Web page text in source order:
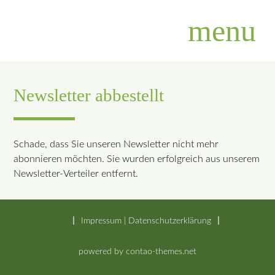
menu
Suchbegriffe
Newsletter abbestellt
Schade, dass Sie unseren Newsletter nicht mehr
abonnieren möchten. Sie wurden erfolgreich aus unserem
Newsletter-Verteiler entfernt.
Impressum Datenschutzerklärung
powered by contao-themes.net